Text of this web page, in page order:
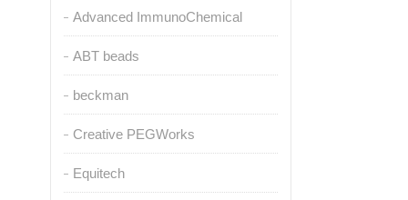
Advanced ImmunoChemical
ABT beads
beckman
Creative PEGWorks
Equitech